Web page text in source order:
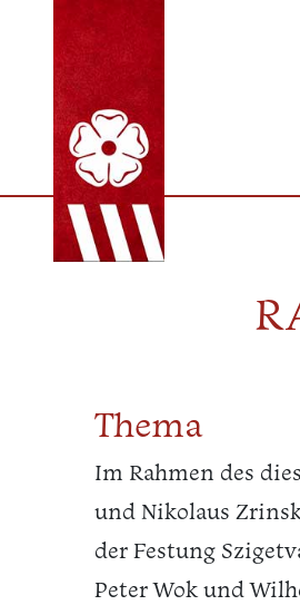
Thema
Im Rahmen des
und Nikolaus
der Festung
Peter Wok und